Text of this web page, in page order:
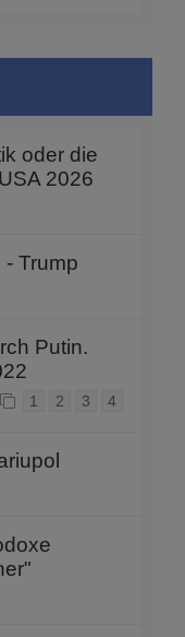
oder die
2026
Trump
Putin.
1 2 3 4